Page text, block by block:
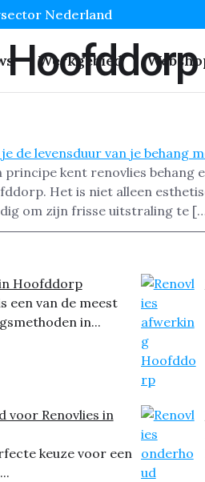
Nederland
Werkgebied
kent renovlies behang
Het is niet alleen
om zijn frisse uitstraling te
in Hoofddorp
een van de meest
in...
voor Renovlies in
keuze voor een